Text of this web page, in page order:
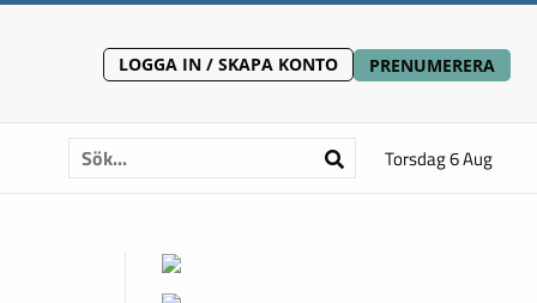
LOGGA IN / SKAPA KONTO PRENUMERERA
Torsdag 6 Aug